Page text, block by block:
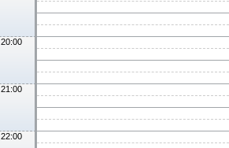
20:00
21:00
22:00